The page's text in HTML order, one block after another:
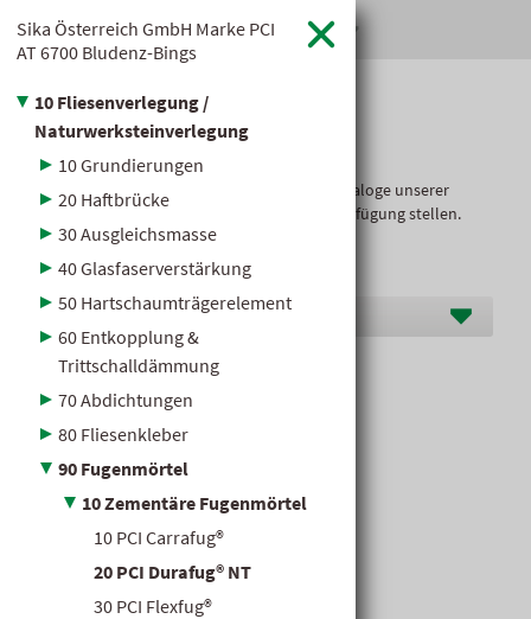
hagebaumarkt Klauss 
Baustoff­kataloge
Hier dürfen wir Ihnen die übersichtlichen Kataloge unserer
Markenlieferanten im Baustoffbereich zur Verfügung stellen.
Hersteller O-S
Sika Österreich GmbH Marke PCI
AT6700 Bludenz-Bings
10 Fliesenverlegung /
Naturwerksteinverlegung
10 Grundierungen
20 Haftbrücke
30 Ausgleichsmasse
40 Glasfaserverstärkung
50 Hartschaumträgerelement
60 Entkopplung &
Trittschalldämmung
70 Abdichtungen
80 Fliesenkleber
90 Fugenmörtel
10 Zementäre Fugenmörtel
10 PCI Carrafug®
20 PCI Durafug® NT
30 PCI Flexfug®
PCI Durafug® NT